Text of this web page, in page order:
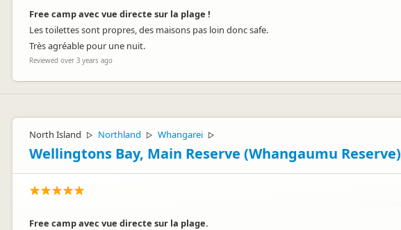
Free camp avec vue directe sur la plage !
Les toilettes sont propres, des maisons pas loin donc safe.
Très agréable pour une nuit.
Reviewed over 3 years ago
North Island ▷ Northland ▷ Whangarei ▷
Wellingtons Bay, Main Reserve (Whangaumu Reserve)
Free camp avec vue directe sur la plage.